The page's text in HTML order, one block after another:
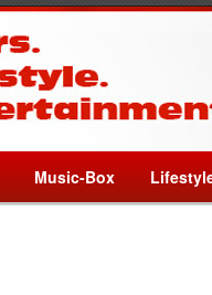
Music-Box